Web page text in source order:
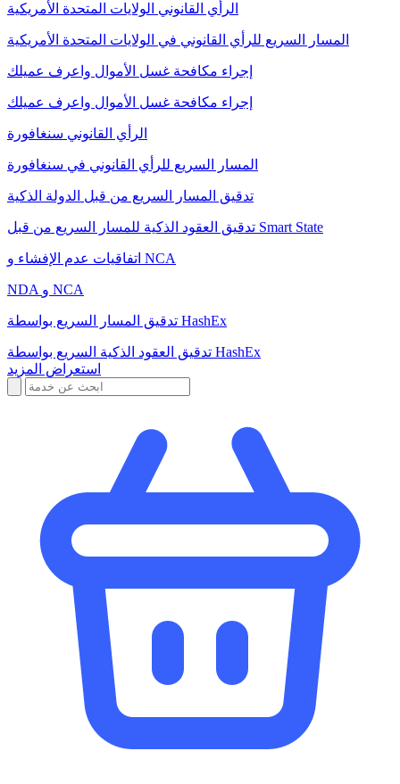
الرأي القانوني الولايات المتحدة الأمريكية
المسار السريع للرأي القانوني في الولايات المتحدة الأمريكية
إجراء مكافحة غسل الأموال واعرف عميلك
إجراء مكافحة غسل الأموال واعرف عميلك
الرأي القانوني سنغافورة
المسار السريع للرأي القانوني في سنغافورة
تدقيق المسار السريع من قبل الدولة الذكية
تدقيق العقود الذكية للمسار السريع من قبل Smart State
اتفاقيات عدم الإفشاء و NCA
NDA و NCA
تدقيق المسار السريع بواسطة HashEx
تدقيق العقود الذكية السريع بواسطة HashEx
استعراض المزيد